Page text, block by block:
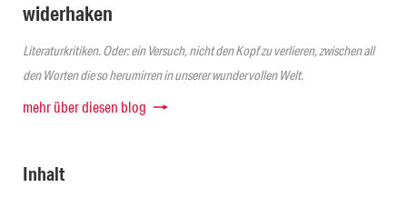
widerhaken
Literaturkritiken. Oder: ein Versuch, nicht den Kopf zu verlieren, zwischen all
den Worten die so herumirren in unserer wundervollen Welt.
mehr über diesen blog
Inhalt